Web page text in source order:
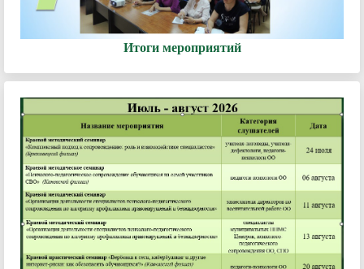
Итоги мероприятий